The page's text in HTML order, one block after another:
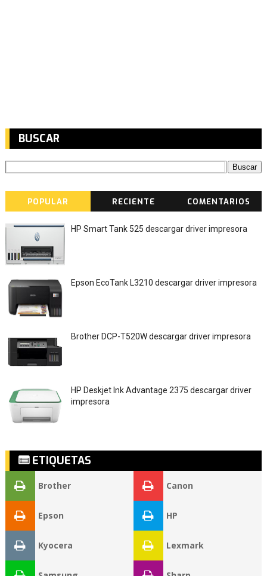
BUSCAR
POPULAR RECIENTE COMENTARIOS
HP Smart Tank 525 descargar driver impresora
Epson EcoTank L3210 descargar driver impresora
Brother DCP-T520W descargar driver impresora
HP Deskjet Ink Advantage 2375 descargar driver
impresora
ETIQUETAS
Brother Canon
Epson HP
Kyocera Lexmark